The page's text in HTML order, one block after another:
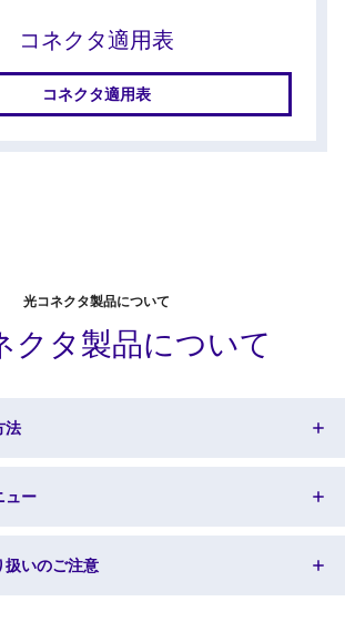
コネクタ適用表
コネクタ適用表
光コネクタ製品について
クタ製品について
法
ュー
扱いのご注意